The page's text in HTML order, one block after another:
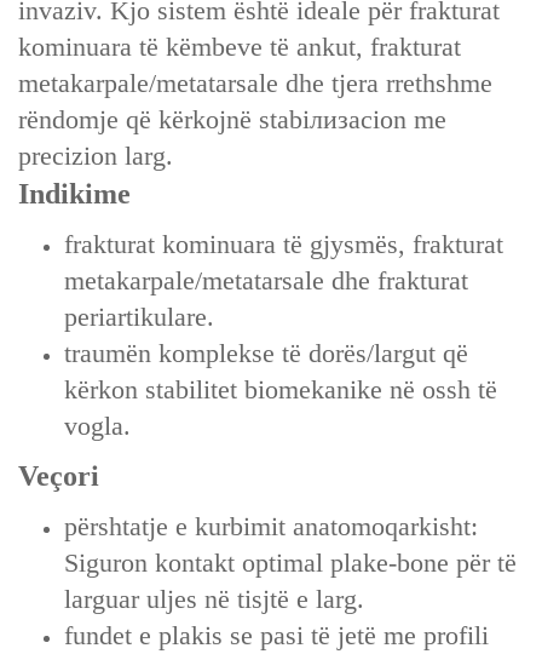
invaziv. Kjo sistem është ideale për frakturat
kominuara të këmbeve të ankut, frakturat
metakarpale/metatarsale dhe tjera rrethshme
rëndomje që kërkojnë stabiлизacion me
precizion larg.
Indikime
frakturat kominuara të gjysmës, frakturat
metakarpale/metatarsale dhe frakturat
periartikulare.
traumën komplekse të dorës/largut që
kërkon stabilitet biomekanike në ossh të
vogla.
Veçori
përshtatje e kurbimit anatomoqarkisht:
Siguron kontakt optimal plake-bone për të
larguar uljes në tisjtë e larg.
fundet e plakis se pasi të jetë me profili